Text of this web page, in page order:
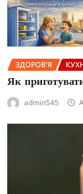
ЗДОРОВ’Я
Як
admin545